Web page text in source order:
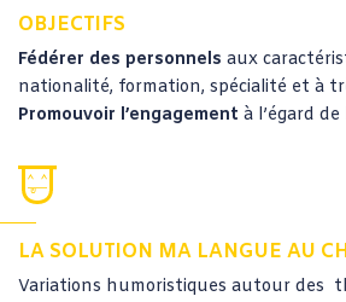
OBJECTIFS
Fédérer des personnels aux
nationalité, formation, spécialité et à
Promouvoir l’engagement à l’égard
LA SOLUTION MA LANGUE AU
Variations humoristiques autour des